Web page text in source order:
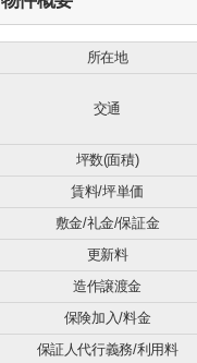
所在地
交通
坪数(面積)
賃料/坪単価
敷金/礼金/保証金
更新料
造作譲渡金
保険加入/料金
保証人代行義務/利用料